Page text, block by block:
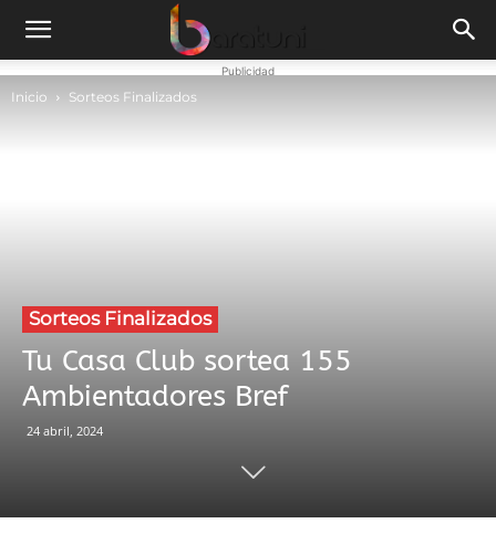
Publicidad
Inicio Sorteos Finalizados
Sorteos Finalizados
Tu Casa Club sortea 155
Ambientadores Bref
24 abril, 2024